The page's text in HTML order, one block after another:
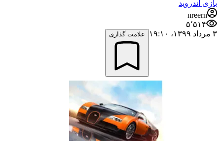
بازی اندروید
nreern
۵٬۵۱۴
۳ مرداد ۱۳۹۹،‏ ۱۹:۱۰
علامت گذاری